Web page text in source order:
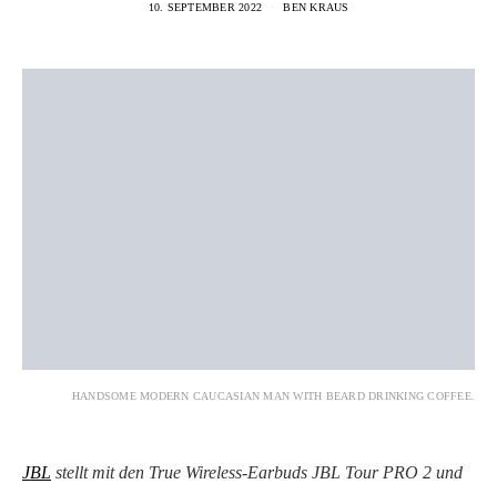
10. SEPTEMBER 2022 BEN KRAUS
HANDSOME MODERN CAUCASIAN MAN WITH BEARD DRINKING COFFEE.
JBL stellt mit den True Wireless-Earbuds JBL Tour PRO 2 und